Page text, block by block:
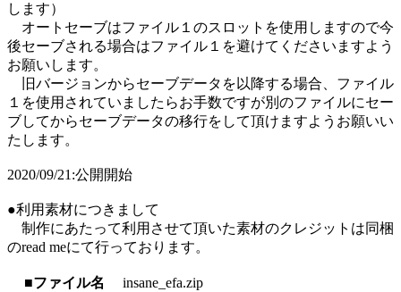
します）
オートセーブはファイル１のスロットを使用しますので今
後セーブされる場合はファイル１を避けてくださいますよう
お願いします。
旧バージョンからセーブデータを以降する場合、ファイル
１を使用されていましたらお手数ですが別のファイルにセー
ブしてからセーブデータの移行をして頂けますようお願いい
たします。
2020/09/21:公開開始
●利用素材につきまして
制作にあたって利用させて頂いた素材のクレジットは同梱
のread meにて行っております。
■ファイル名
insane_efa.zip